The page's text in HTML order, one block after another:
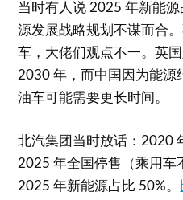
当时有人说 2025 年新能
源发展战略规划不谋而合
车，大佬们观点不一。英
2030 年，而中国因为能源
油车可能需要更长时间。
北汽集团当时放话：2020
2025 年全国停售（乘用车
2025 年新能源占比 50%。